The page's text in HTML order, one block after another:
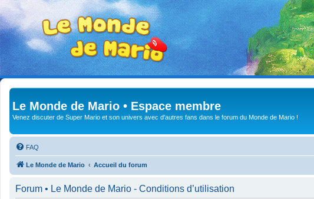
Le Monde de Mario • Espace membre
Venez discuter de Super Mario et son univers avec d'autres fans dans le forum du Monde de Mario !
FAQ
Le Monde de Mario Accueil du forum
Forum • Le Monde de Mario - Conditions d’utilisation